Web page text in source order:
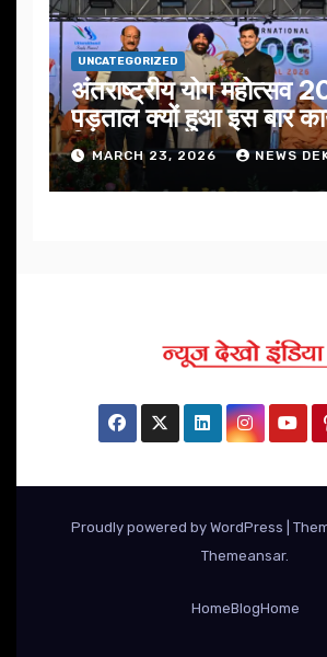
UNCATEGORIZED
अंतराष्ट्रीय योग महोत्सव
पड़ताल क्यों हुआ इस बार
निखार
MARCH 23, 2026 NEWS
Proudly powered by WordPress
Themeansar.
HomeBlogHome